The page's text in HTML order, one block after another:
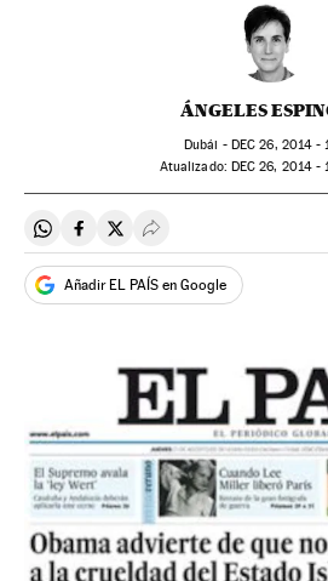
ÁNGELES
Dubái - DEC 26, 2014 -
atualizado: DEC 26, 2014 -
Compartir en Whatsapp
Compartir en Facebook
Compartir en Twitter
Desplegar Redes
Añadir EL PAÍS en Google